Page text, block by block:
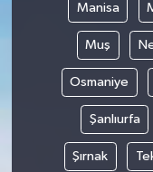
Manisa
Muş
Osmaniye
Şanlıurfa
Şırnak